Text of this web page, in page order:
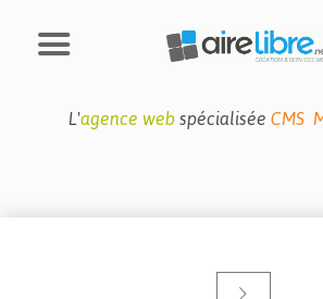
L'agence web spécialisée CMS